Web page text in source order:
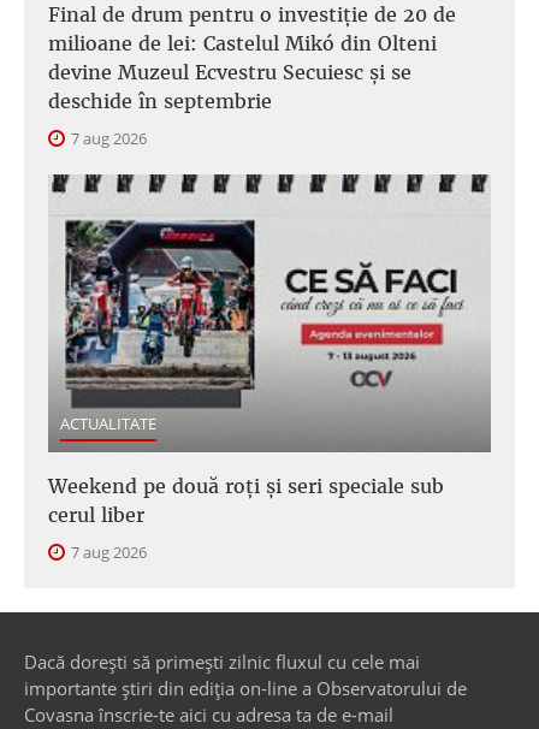
Final de drum pentru o investiție de 20 de
milioane de lei: Castelul Mikó din Olteni
devine Muzeul Ecvestru Secuiesc și se
deschide în septembrie
7 aug 2026
ACTUALITATE
Weekend pe două roți și seri speciale sub
cerul liber
7 aug 2026
Dacă dorești să primești zilnic fluxul cu cele mai
importante știri din ediția on-line a Observatorului de
Covasna înscrie-te aici cu adresa ta de e-mail